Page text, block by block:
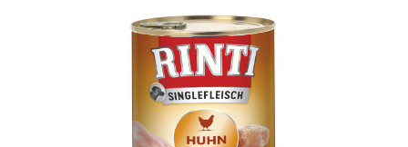
Bildergalerie überspringen